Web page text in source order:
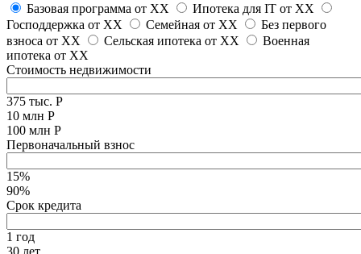
Базовая программа от XX Ипотека для IT от XX
Господдержка от XX Семейная от XX
Без первого
взноса от XX Сельская ипотека от XX
Военная
ипотека от XX
Стоимость недвижимости
375 тыс. Р
10 млн Р
100 млн Р
Первоначальный взнос
15%
90%
Срок кредита
1 год